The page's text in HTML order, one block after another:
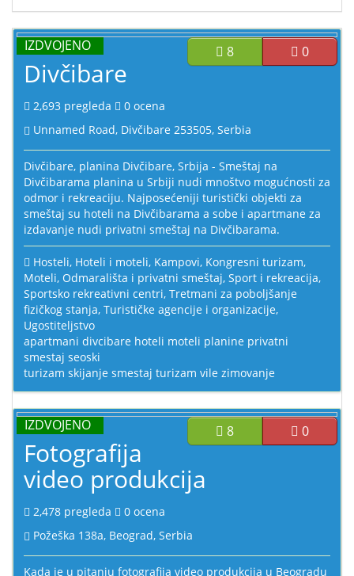
IZDVOJENO 8 0
Divčibare
2,693 pregleda 0 ocena
Unnamed Road, Divčibare 253505, Serbia
Divčibare, planina Divčibare, Srbija - Smeštaj na
Divčibarama planina u Srbiji nudi mnoštvo mogućnosti za
odmor i rekreaciju. Najposećeniji turistički objekti za
smeštaj su hoteli na Divčibarama a sobe i apartmane za
izdavanje nudi privatni smeštaj na Divčibarama.
Hosteli, Hoteli i moteli, Kampovi, Kongresni turizam,
Moteli, Odmarališta i privatni smeštaj, Sport i rekreacija,
Sportsko rekreativni centri, Tretmani za poboljšanje
fizičkog stanja, Turističke agencije i organizacije,
Ugostiteljstvo
apartmani divcibare hoteli moteli planine privatni
smestaj seoski
turizam skijanje smestaj turizam vile zimovanje
IZDVOJENO 8 0
Fotografija
video produkcija
2,478 pregleda 0 ocena
Požeška 138a, Beograd, Serbia
Kada je u pitanju fotografija video produkcija u Beogradu